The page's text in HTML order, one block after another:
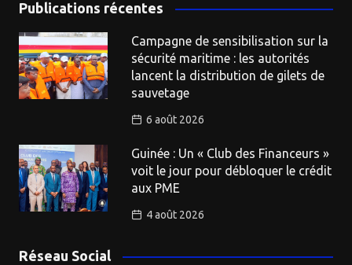
Publications récentes
Campagne de sensibilisation sur la
sécurité maritime : les autorités
lancent la distribution de gilets de
sauvetage
6 août 2026
Guinée : Un « Club des Financeurs »
voit le jour pour débloquer le crédit
aux PME
4 août 2026
Réseau Social